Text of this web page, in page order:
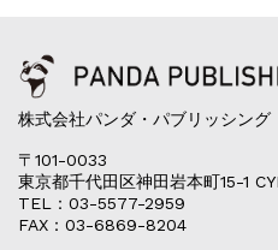
株式会社パンダ・パブリッシング
〒101-0033
東京都千代田区神田岩本町15-1
TEL：03-5577-2959
FAX：03-6869-8204